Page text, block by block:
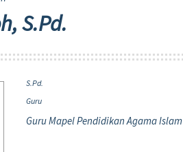
S.Pd.
S.Pd.
Guru
Guru Mapel Pendidikan Agama Islam